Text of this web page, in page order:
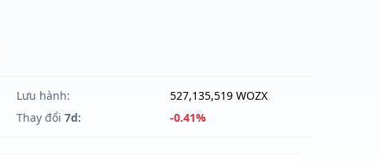
Lưu hành:
527,135,519 WOZX
Thay đổi 7d: -0.41%